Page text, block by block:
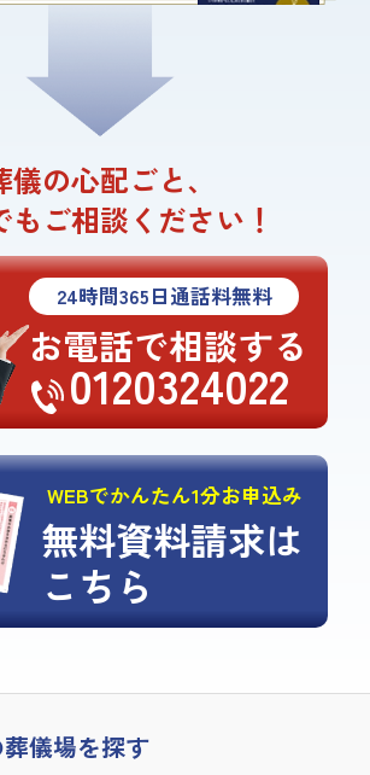
儀の心配ごと、
もご相談ください！
24時間365日通話料無料
お電話で相談する
0120324022
WEBでかんたん1分お申込み
無料資料請求は
こちら
葬儀場を探す